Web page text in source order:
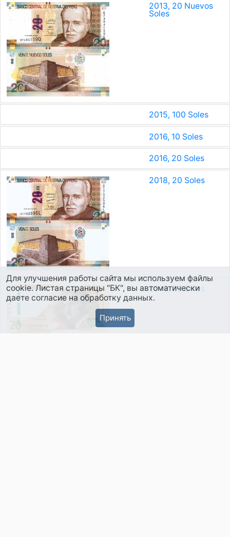
2013, 20 Nuevos
Soles
2015, 100 Soles
2016, 10 Soles
2016, 20 Soles
2018, 20 Soles
2019, 20 Soles
Для улучшения работы сайта мы используем файлы
cookie. Листая страницы "БК", вы автоматически
даете согласие на обработку данных.
Принять